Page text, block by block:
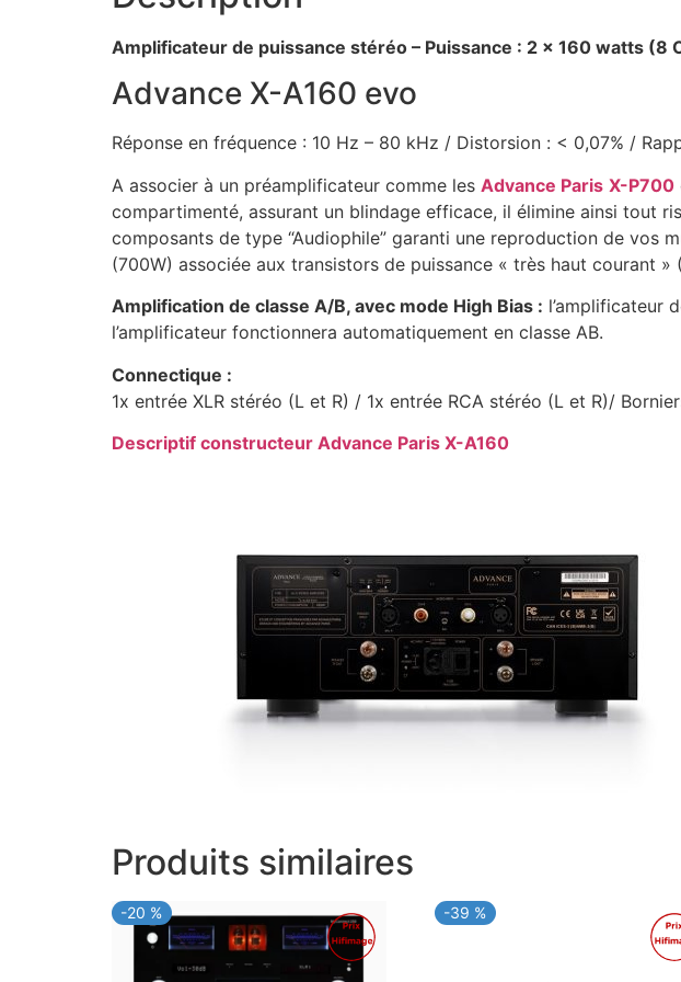
Amplificateur de puissance stéréo – Puissance : 2 x 160 watts (8
Advance X-A160 evo
Réponse en fréquence : 10 Hz – 80 kHz / Distorsion : < 0,07% /
A associer à un préamplificateur comme les Advance Paris X-P700
compartimenté, assurant un blindage efficace, il élimine ainsi tout
composants de type “Audiophile” garanti une reproduction de vos
(700W) associée aux transistors de puissance « très haut courant
Amplification de classe A/B, avec mode High Bias : l’amplificateur
l’amplificateur fonctionnera automatiquement en classe AB.
Connectique :
1x entrée XLR stéréo (L et R) / 1x entrée RCA stéréo (L et R)/
Descriptif constructeur Advance Paris X-A160
Produits similaires
Promo !
-20 % -39 %